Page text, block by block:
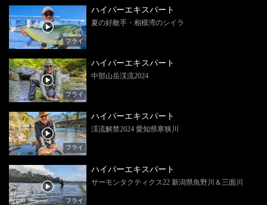
フライ
ハイパーエキスパート
夏の好敵手・相模湾のシイラ
フライ
ハイパーエキスパート
中部山岳渓流2024
フライ
ハイパーエキスパート
渓流解禁2024 愛知県寒狭川
フライ
ハイパーエキスパート
サーモンタクティクス22 新潟県魚野川＆三面川